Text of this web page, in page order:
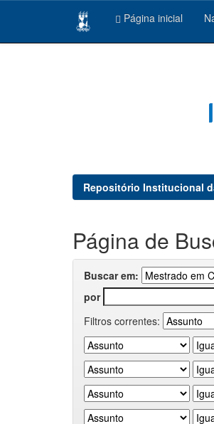
Página inicial
Repositório Institucional
Página de
Buscar em:
por
Filtros correntes: